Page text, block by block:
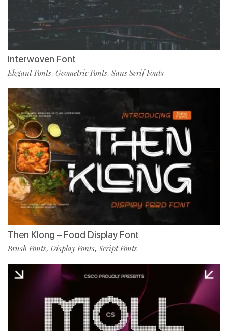
Interwoven Font
Elegant Fonts, Geometric Fonts, Sans Serif Fonts
Then Klong – Food Display Font
Brush Fonts, Display Fonts, Script Fonts